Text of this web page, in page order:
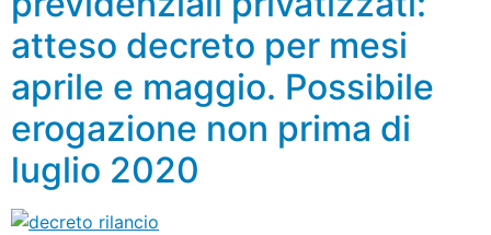
atteso decreto per mesi
aprile e maggio. Possibile
erogazione non prima di
luglio 2020